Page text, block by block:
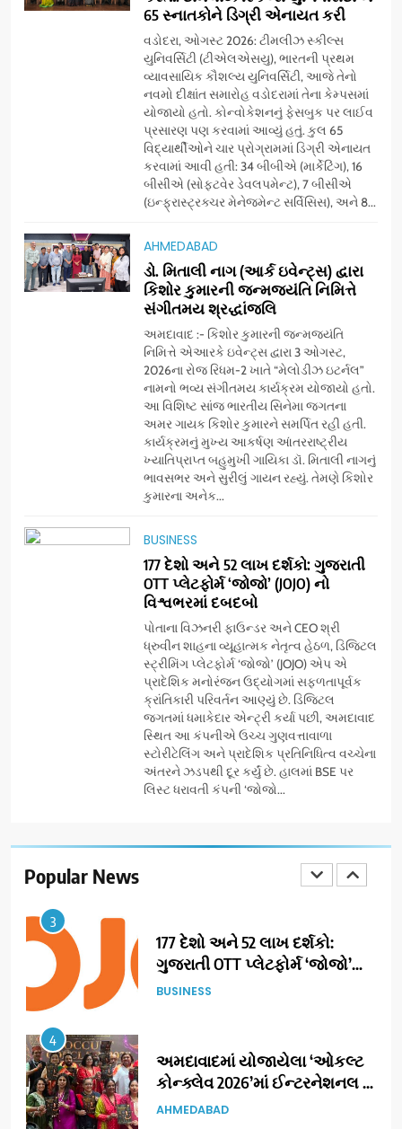
65 સ્નાતકોને ડિગ્રી એનાયત કરી
વડોદરા, ઓગસ્ટ 2026: ટીમલીઝ સ્કીલ્સ
યુનિવર્સિટી (ટીએલએસયુ), ભારતની પ્રથમ
વ્યાવસાયિક કૌશલ્ય યુનિવર્સિટી, આજે તેનો
નવમો દીક્ષાંત સમારોહ વડોદરામાં તેના કેમ્પસમાં
યોજાયો હતો. કોન્વોકેશનનું ફેસબુક પર લાઈવ
પ્રસારણ પણ કરવામાં આવ્યું હતું. કુલ 65
વિદ્યાર્થીઓને ચાર પ્રોગ્રામમાં ડિગ્રી એનાયત
કરવામાં આવી હતી: 34 બીબીએ (માર્કેટિંગ), 16
બીસીએ (સોફ્ટવેર ડેવલપમેન્ટ), 7 બીસીએ
(ઇન્ફ્રાસ્ટ્રક્ચર મેનેજમેન્ટ સર્વિસિસ), અને 8...
AHMEDABAD
ડો. મિતાલી નાગ (આર્ક ઇવેન્ટ્સ) દ્વારા
કિશોર કુમારની જન્મજયંતિ નિમિત્તે
સંગીતમય શ્રદ્ધાંજલિ
અમદાવાદ :- કિશોર કુમારની જન્મજયંતિ
નિમિત્તે એઆરકે ઇવેન્ટ્સ દ્વારા 3 ઓગસ્ટ,
2026ના રોજ રિધમ-2 ખાતે “મેલોડીઝ ઇટર્નલ”
નામનો ભવ્ય સંગીતમય કાર્યક્રમ યોજાયો હતો.
આ વિશિષ્ટ સાંજ ભારતીય સિનેમા જગતના
અમર ગાયક કિશોર કુમારને સમર્પિત રહી હતી.
કાર્યક્રમનું મુખ્ય આકર્ષણ આંતરરાષ્ટ્રીય
ખ્યાતિપ્રાપ્ત બહુમુખી ગાયિકા ડૉ. મિતાલી નાગનું
ભાવસભર અને સુરીલું ગાયન રહ્યું. તેમણે કિશોર
કુમારના અનેક...
BUSINESS
177 દેશો અને 52 લાખ દર્શકો: ગુજરાતી
OTT પ્લેટફોર્મ ‘જોજો’ (JOJO) નો
વિશ્વભરમાં દબદબો
પોતાના વિઝનરી ફાઉન્ડર અને CEO શ્રી
ધ્રુવીન શાહના વ્યૂહાત્મક નેતૃત્વ હેઠળ, ડિજિટલ
સ્ટ્રીમિંગ પ્લેટફોર્મ ‘જોજો’ (JOJO) એપ એ
પ્રાદેશિક મનોરંજન ઉદ્યોગમાં સફળતાપૂર્વક
ક્રાંતિકારી પરિવર્તન આણ્યું છે. ડિજિટલ
જગતમાં ધમાકેદાર એન્ટ્રી કર્યા પછી, અમદાવાદ
સ્થિત આ કંપનીએ ઉચ્ચ ગુણવત્તાવાળા
સ્ટોરીટેલિંગ અને પ્રાદેશિક પ્રતિનિધિત્વ વચ્ચેના
અંતરને ઝડપથી દૂર કર્યું છે. હાલમાં BSE પર
લિસ્ટ ધરાવતી કંપની ‘જોજો...
Popular News
નેશનલ લીડરશિપ કોન્કલેવ તથા
ભારત સમ્માન ૨૦૨૬નો ભવ્ય અને
પ્રતિષ્ઠિત કાર્યક્રમ નવી દિલ્હીમાં
સફળતાપૂર્વક યોજાયો
BUSINESS
સેમસંગ વિશ્વ યુવા કૌશલ્ય
દિવસની ઉજવણી કરે છે, સેમસંગ
દોસ્ત કૌશલ્ય વિકાસ કાર્યક્રમના
30 ટોચના પ્રતિભાશાળી
વિદ્યાર્થીઓનું સન્માન કરે છે
BUSINESS
આયુદા ઓર્ગેનિક્સ દ્વારા
ગુજરાતના 5 શહેરોમાં રિટેલ સ્ટોર્સ
દૂધની શુદ્ધ સેવાઓ સાથે વ્યાપક
વિસ્તરણ
‘ગેટ સેટ ગો’ નું પાવર-પેક્ડ ટ્રેલર
લોન્ચ: 7 ઓગસ્ટે રિલીઝ થઈ રહેલ
આ ફિલ્મમાં હાઇ-ટેક VFX જોવા
મળશે
ENTERTAINMENT
ભારતના ભવિષ્યના કાર્યબળને
તૈયાર કરતાં: ટીમલીઝ સ્કિલ્સ
યુનિવર્સિટીએ 65 સ્નાતકોને ડિગ્રી
એનાયત કરી
EDUCATION
દ્વારા કિશોર કુમારની જન્મજયંતિ
નિમિત્તે સંગીતમય શ્રદ્ધાંજલિ
3
177 દેશો અને 52 લાખ દર્શકો:
ગુજરાતી OTT પ્લેટફોર્મ ‘જોજો’
(JOJO) નો વિશ્વભરમાં દબદબો
BUSINESS
4
અમદાવાદમાં યોજાયેલા ‘ઓકલ્ટ
કોન્ક્લેવ 2026’માં ઈન્ટરનેશનલ
ટેરોટ રીડર પુનિતજી લુલ્લા એ ટેરોટ
AHMEDABAD